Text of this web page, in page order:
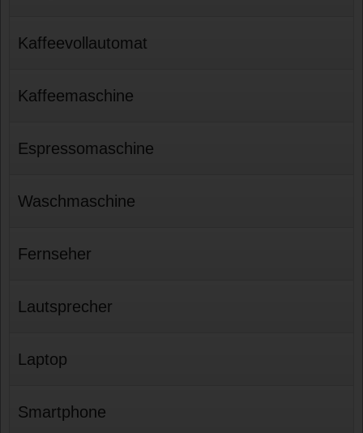
Kaffeevollautomat
Kaffeemaschine
Espressomaschine
Waschmaschine
Fernseher
Lautsprecher
Laptop
Smartphone